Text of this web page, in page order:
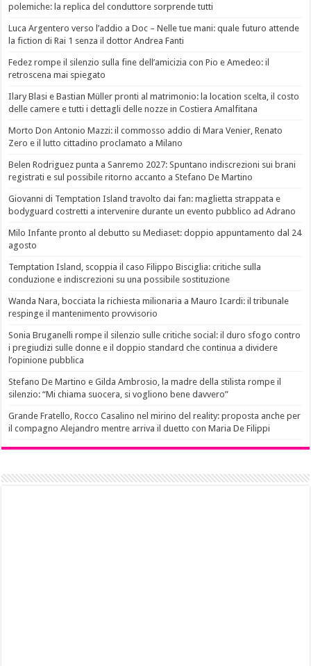
polemiche: la replica del conduttore sorprende tutti
Luca Argentero verso l’addio a Doc – Nelle tue mani: quale futuro attende
la fiction di Rai 1 senza il dottor Andrea Fanti
Fedez rompe il silenzio sulla fine dell’amicizia con Pio e Amedeo: il
retroscena mai spiegato
Ilary Blasi e Bastian Müller pronti al matrimonio: la location scelta, il costo
delle camere e tutti i dettagli delle nozze in Costiera Amalfitana
Morto Don Antonio Mazzi: il commosso addio di Mara Venier, Renato
Zero e il lutto cittadino proclamato a Milano
Belen Rodriguez punta a Sanremo 2027: Spuntano indiscrezioni sui brani
registrati e sul possibile ritorno accanto a Stefano De Martino
Giovanni di Temptation Island travolto dai fan: maglietta strappata e
bodyguard costretti a intervenire durante un evento pubblico ad Adrano
Milo Infante pronto al debutto su Mediaset: doppio appuntamento dal 24
agosto
Temptation Island, scoppia il caso Filippo Bisciglia: critiche sulla
conduzione e indiscrezioni su una possibile sostituzione
Wanda Nara, bocciata la richiesta milionaria a Mauro Icardi: il tribunale
respinge il mantenimento provvisorio
Sonia Bruganelli rompe il silenzio sulle critiche social: il duro sfogo contro
i pregiudizi sulle donne e il doppio standard che continua a dividere
l’opinione pubblica
Stefano De Martino e Gilda Ambrosio, la madre della stilista rompe il
silenzio: “Mi chiama suocera, si vogliono bene davvero”
Grande Fratello, Rocco Casalino nel mirino del reality: proposta anche per
il compagno Alejandro mentre arriva il duetto con Maria De Filippi